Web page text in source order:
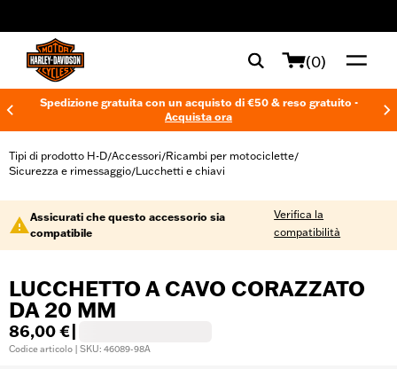
(0)
Spedizione gratuita con un acquisto di €50 & reso gratuito -
Acquista ora
Tipi di prodotto H-D/Accessori/Ricambi per motociclette/
Sicurezza e rimessaggio/Lucchetti e chiavi
Assicurati che questo accessorio sia
compatibile
Verifica la
compatibilità
LUCCHETTO A CAVO CORAZZATO
DA 20 MM
86,00 €
Codice articolo | SKU: 46089-98A